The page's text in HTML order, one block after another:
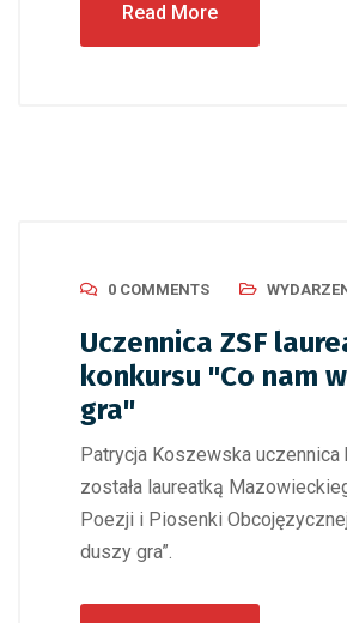
Read More
0 COMMENTS
Uczennica ZSF
konkursu "Co nam
gra"
Patrycja Koszewska
została laureatką
Poezji i Piosenki
duszy gra”.